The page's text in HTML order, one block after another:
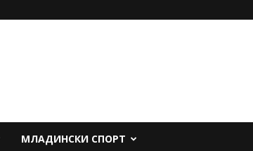
МЛАДИНСКИ СПОРТ